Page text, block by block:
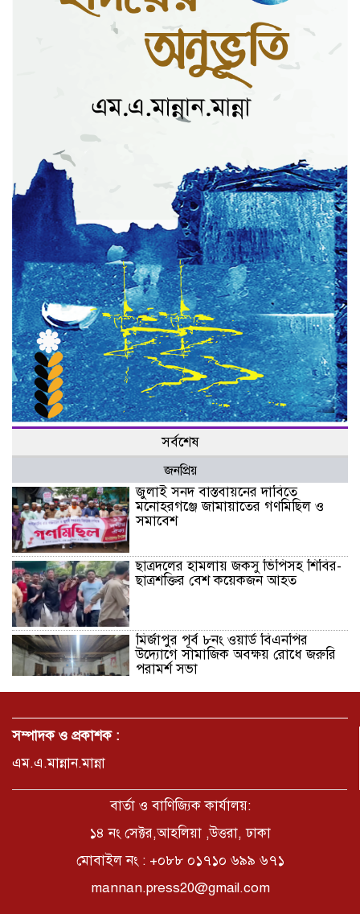
সর্বশেষ
জনপ্রিয়
জুলাই সনদ বাস্তবায়নের দাবিতে
মনোহরগঞ্জে জামায়াতের গণমিছিল ও
সমাবেশ
ছাত্রদলের হামলায় জকসু ভিপিসহ শিবির-
ছাত্রশক্তির বেশ কয়েকজন আহত
মির্জাপুর পূর্ব ৮নং ওয়ার্ড বিএনপির
উদ্যোগে সামাজিক অবক্ষয় রোধে জরুরি
পরামর্শ সভা
ভ্রমণ কাহিনী: পদ্মা পারে আনন্দ ভ্রমণ –
সময় –মুক্তা পারভীন
কক্সবাজার ইনানী বিচে ‘কুমিল্লা কবি
স্মারক বিতরণ
সম্পাদক ও প্রকাশক :
এম.এ.মান্নান.মান্না
বার্তা ও বাণিজ্যিক কার্যালয়:
১৪ নং সেক্টর,আহলিয়া ,উত্তরা, ঢাকা
মোবাইল নং : +০৮৮ ০১৭১০ ৬৯৯ ৬৭১
mannan.press20@gmail.com